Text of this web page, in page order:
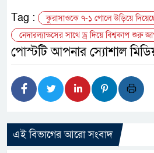
Tag :
কুরাসাওকে ৭-১ গোলে উড়িয়ে দিয়েছে
নেদারল্যান্ডসের সাথে ড্র দিয়ে বিশ্বকাপ শুরু
পোস্টটি আপনার স্যোশাল
এই বিভাগের আরো সংবাদ